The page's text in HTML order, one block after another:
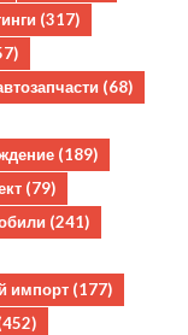
(317)
(68)
(189)
(79)
(241)
импорт (177)